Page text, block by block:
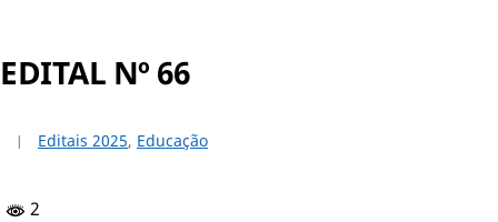
EDITAL Nº 66
Editais 2025, Educação
2